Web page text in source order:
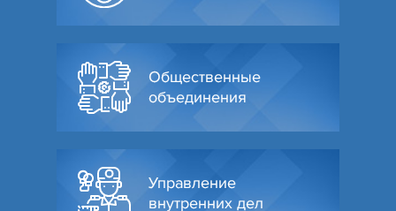
Общественные
объединения
Управление
внутренних дел